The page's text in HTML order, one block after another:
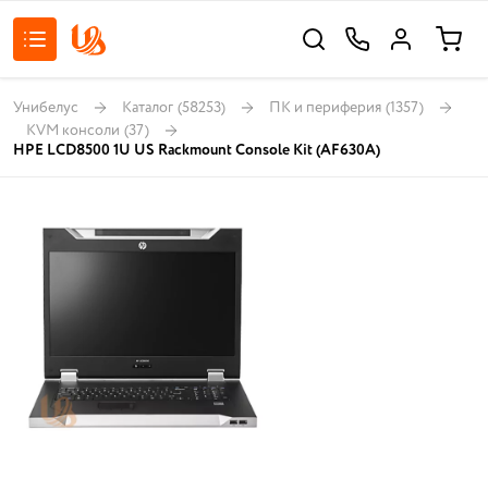
Унибелус Каталог (58253) ПК и периферия (1357)
KVM консоли (37)
HPE LCD8500 1U US Rackmount Console Kit (AF630A)